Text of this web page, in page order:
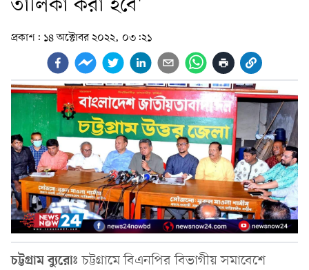
তালিকা করা হবে'
প্রকাশ: ১৪ অক্টোবর ২০২২, ০৩:২১
চট্টগ্রামব্যুরোঃ চট্টগ্রামে বিএনপির বিভাগীয় সমাবেশে